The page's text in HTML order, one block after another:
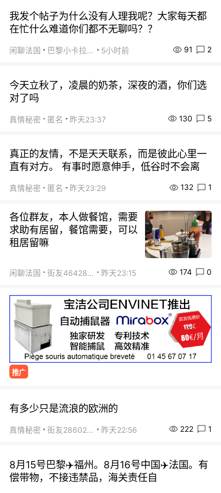
我发个帖子为什么没有人理我呢？大家每天都
在忙什么难道你们都不无聊吗？？
闲聊法国 巴黎小卡拉咪 5小时前 91 2
今天立秋了，凌晨的奶茶，深夜的酒，你们选
对了吗
真情秘密 匿名 昨天23:37 130 5
真正的友情，不是天天联系，而是彼此心里一
直有对方。 有事时愿意伸手，低谷时不会离
真情秘密 匿名 昨天23:29 132 1
各位群友，本人做餐馆，需要
求助有居留，餐馆需要，可以
租居留嘛
闲聊法国 街友46428878 昨天23:15 174 0
推广
有多少只是流浪的欧洲的
真情秘密 街友28602925 昨天22:56 222 1
8月15号巴黎✈️福州。8月16号中国✈️法国。有
偿带物，不接违禁品，海关责任自